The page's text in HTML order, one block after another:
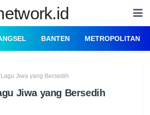
BANTEN METROPOLITAN
Lagu Jiwa yang Bersedih
Jiwa yang Bersedih